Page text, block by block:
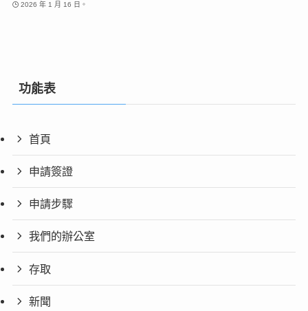
2026 年 1 月 16 日。
功能表
首頁
申請簽證
申請步驟
我們的辦公室
存取
新聞